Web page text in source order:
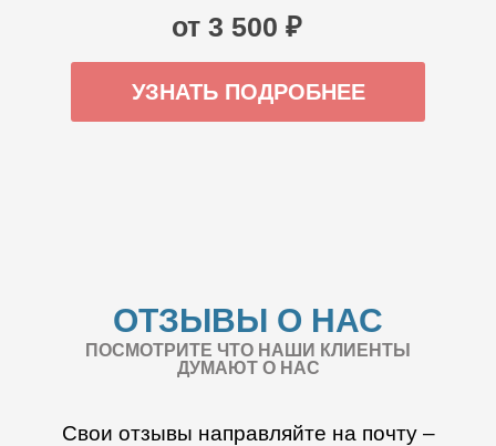
от 3 500 ₽
УЗНАТЬ ПОДРОБНЕЕ
ОТЗЫВЫ О НАС
ПОСМОТРИТЕ ЧТО НАШИ КЛИЕНТЫ
ДУМАЮТ О НАС
Свои отзывы направляйте на почту –